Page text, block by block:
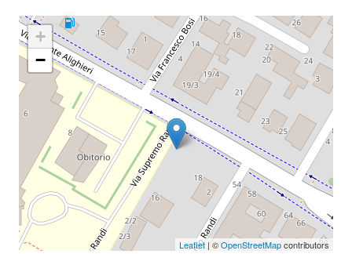
Bandi
e
Concorsi
Seguici
+
−
Leaflet | ©OpenStreetMapcontributors